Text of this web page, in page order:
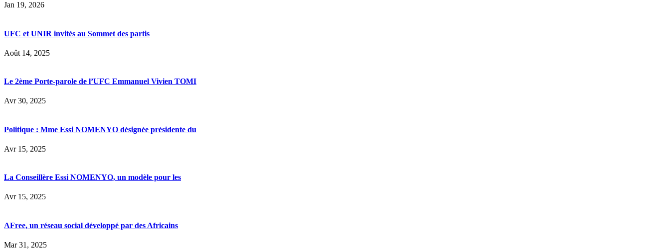
Jan 19, 2026
UFC et UNIR invités au Sommet des partis
Août 14, 2025
Le 2ème Porte-parole de l’UFC Emmanuel Vivien TOMI
Avr 30, 2025
Politique : Mme Essi NOMENYO désignée présidente du
Avr 15, 2025
La Conseillère Essi NOMENYO, un modèle pour les
Avr 15, 2025
AFree, un réseau social développé par des Africains
Mar 31, 2025